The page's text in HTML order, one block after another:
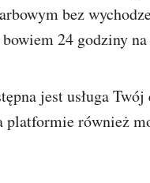
bez
24 godziny
jest usługa
platformie również